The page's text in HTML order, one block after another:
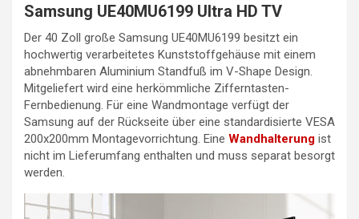
Samsung UE40MU6199 Ultra HD TV
Der 40 Zoll große Samsung UE40MU6199 besitzt ein
hochwertig verarbeitetes Kunststoffgehäuse mit einem
abnehmbaren Aluminium Standfuß im V-Shape Design.
Mitgeliefert wird eine herkömmliche Zifferntasten-
Fernbedienung. Für eine Wandmontage verfügt der
Samsung auf der Rückseite über eine standardisierte VESA
200x200mm Montagevorrichtung. Eine Wandhalterung ist
nicht im Lieferumfang enthalten und muss separat besorgt
werden.